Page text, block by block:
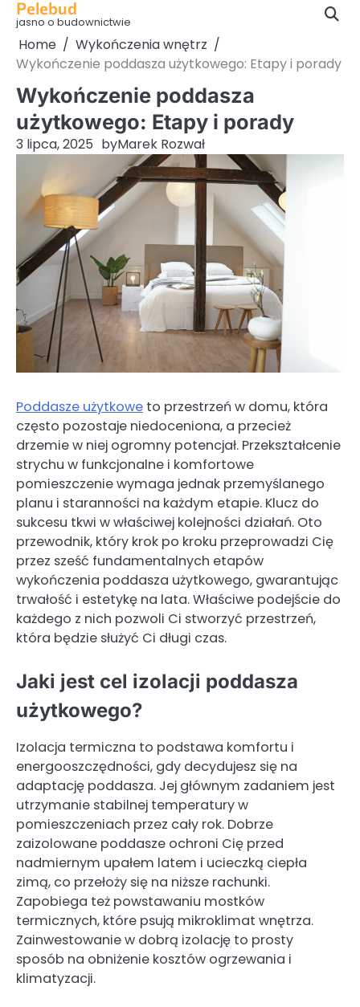
Skip
content
Pelebud
jasno o budownictwie
Home
Wykończenia wnętrz
Wykończenie poddasza użytkowego: Etapy i porady
Wykończenie poddasza
użytkowego: Etapy i porady
3 lipca, 2025 byMarek Rozwał
Poddasze użytkowe to przestrzeń w domu, która
często pozostaje niedoceniona, a przecież
drzemie w niej ogromny potencjał. Przekształcenie
strychu w funkcjonalne i komfortowe
pomieszczenie wymaga jednak przemyślanego
planu i staranności na każdym etapie. Klucz do
sukcesu tkwi w właściwej kolejności działań. Oto
przewodnik, który krok po kroku przeprowadzi Cię
przez sześć fundamentalnych etapów
wykończenia poddasza użytkowego, gwarantując
trwałość i estetykę na lata. Właściwe podejście do
każdego z nich pozwoli Ci stworzyć przestrzeń,
która będzie służyć Ci długi czas.
Jaki jest cel izolacji poddasza
użytkowego?
Izolacja termiczna to podstawa komfortu i
energooszczędności, gdy decydujesz się na
adaptację poddasza. Jej głównym zadaniem jest
utrzymanie stabilnej temperatury w
pomieszczeniach przez cały rok. Dobrze
zaizolowane poddasze ochroni Cię przed
nadmiernym upałem latem i ucieczką ciepła
zimą, co przełoży się na niższe rachunki.
Zapobiega też powstawaniu mostków
termicznych, które psują mikroklimat wnętrza.
Zainwestowanie w dobrą izolację to prosty
sposób na obniżenie kosztów ogrzewania i
klimatyzacji.